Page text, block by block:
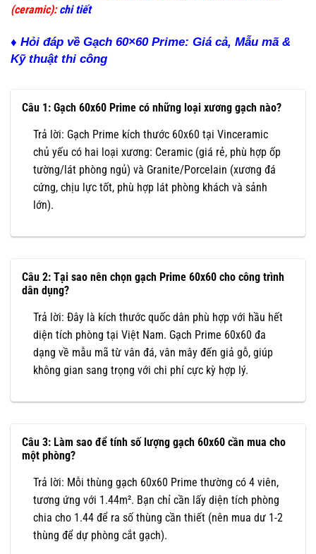
(ceramic):chi tiết
♦ Hỏi đáp về Gạch 60×60 Prime: Giá cả, Mẫu mã &
Kỹ thuật thi công
Câu 1: Gạch 60x60 Prime có những loại xương gạch nào?
Trả lời: Gạch Prime kích thước 60x60 tại Vinceramic
chủ yếu có hai loại xương: Ceramic (giá rẻ, phù hợp ốp
tường/lát phòng ngủ) và Granite/Porcelain (xương đá
cứng, chịu lực tốt, phù hợp lát phòng khách và sảnh
lớn).
Câu 2: Tại sao nên chọn gạch Prime 60x60 cho công trình
dân dụng?
Trả lời: Đây là kích thước quốc dân phù hợp với hầu hết
diện tích phòng tại Việt Nam. Gạch Prime 60x60 đa
dạng về mẫu mã từ vân đá, vân mây đến giả gỗ, giúp
không gian sang trọng với chi phí cực kỳ hợp lý.
Câu 3: Làm sao để tính số lượng gạch 60x60 cần mua cho
một phòng?
Trả lời: Mỗi thùng gạch 60x60 Prime thường có 4 viên,
tương ứng với 1.44m². Bạn chỉ cần lấy diện tích phòng
chia cho 1.44 để ra số thùng cần thiết (nên mua dư 1-2
thùng để dự phòng cắt gạch).